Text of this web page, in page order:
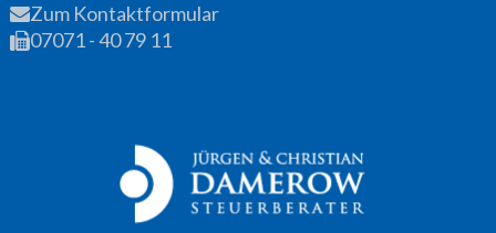
Zum Kontaktformular
07071 - 40 79 11